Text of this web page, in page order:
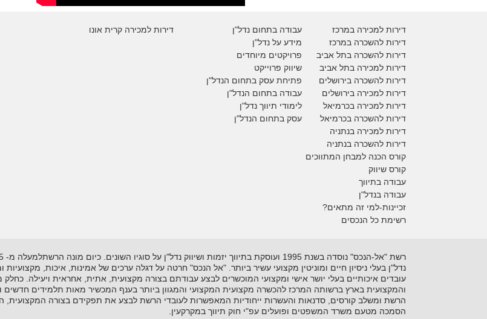
דירות למכירה קרית אונו
דירות למכירה במרכז
דירות להשכרה במרכז
דירות להשכרה בתל אביב
דירות למכירה בתל אביב
דירות להשכרה בירושלים
דירות למכירה בירושלים
דירות למכירהבכרמיאל
דירות להשכרהבכרמיאל
דירות למכירה בנתניה
דירות להשכרה בנתניה
קורס הכנה למבחן המתווכים
קורס שיווק
עבודה בתיווך
עבודה בנדל"ן
זכיינות-למי זה מתאים?
עבודה בתחום נדל"ן
מידע על נדל"ן
פרויקטים מיוחדים
שיווק פרוייקט
פתיחת עסק בתחום הנדל"ן
עבודה בתחום הנדל"ן
לימודי תיווך נדל"ן
עסק בתחום הנדל"ן
רשימת כל הנכסים
נדל"ן בעלי ניסיון חיים ומוניטין מקצועי עשיר ביותר. "אל הנכס" חרטה על דגלה ערכים של אמינות, איכות, מקצועיות
עובדים איכותיים בעלי יושר אישי ומקצועי המוכשרים לבצע עבודתם בצורה מקצועית, אתית, אחראית ויעילה.
והמקצועית בארץ ברשותה המרכז להכשרה מקצועית המקצועי והמגוון ביותר בענף המכשיר מאות תלמידים חדשים
הרשת ומשלב קורסים, סדנאות והעשרות ייחודיות המאפשרות לעובדי הרשת לבצע את תפקידם בצורה המקצועית,
הסמכה מטעם משרד המשפטים ופועלים עפ"י חוק תיווך במקרקעין.